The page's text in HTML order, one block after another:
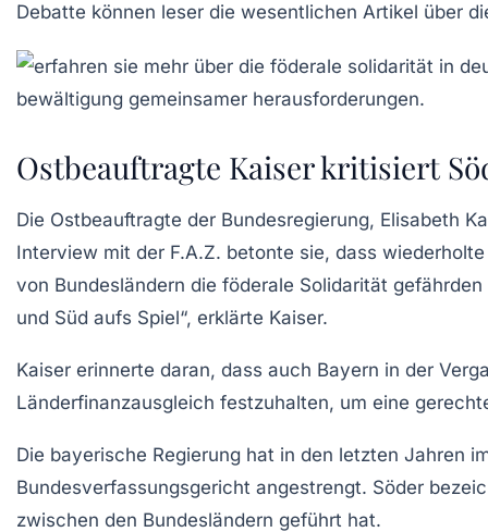
Debatte können leser die wesentlichen Artikel über
Ostbeauftragte Kaiser kritisiert
Die Ostbeauftragte der Bundesregierung, Elisabeth
Interview mit der F.A.Z. betonte sie, dass
von Bundesländern die föderale Solidarität gefährden
und Süd aufs Spiel“, erklärte Kaiser.
Kaiser erinnerte daran, dass auch Bayern in der
Länderfinanzausgleich festzuhalten, um eine
Die bayerische Regierung hat in den letzten Jahren
Bundesverfassungsgericht angestrengt. Söder
zwischen den Bundesländern geführt hat.